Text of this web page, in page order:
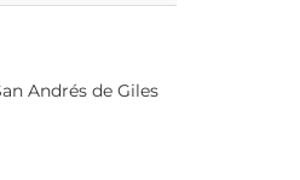
Andrés de Giles